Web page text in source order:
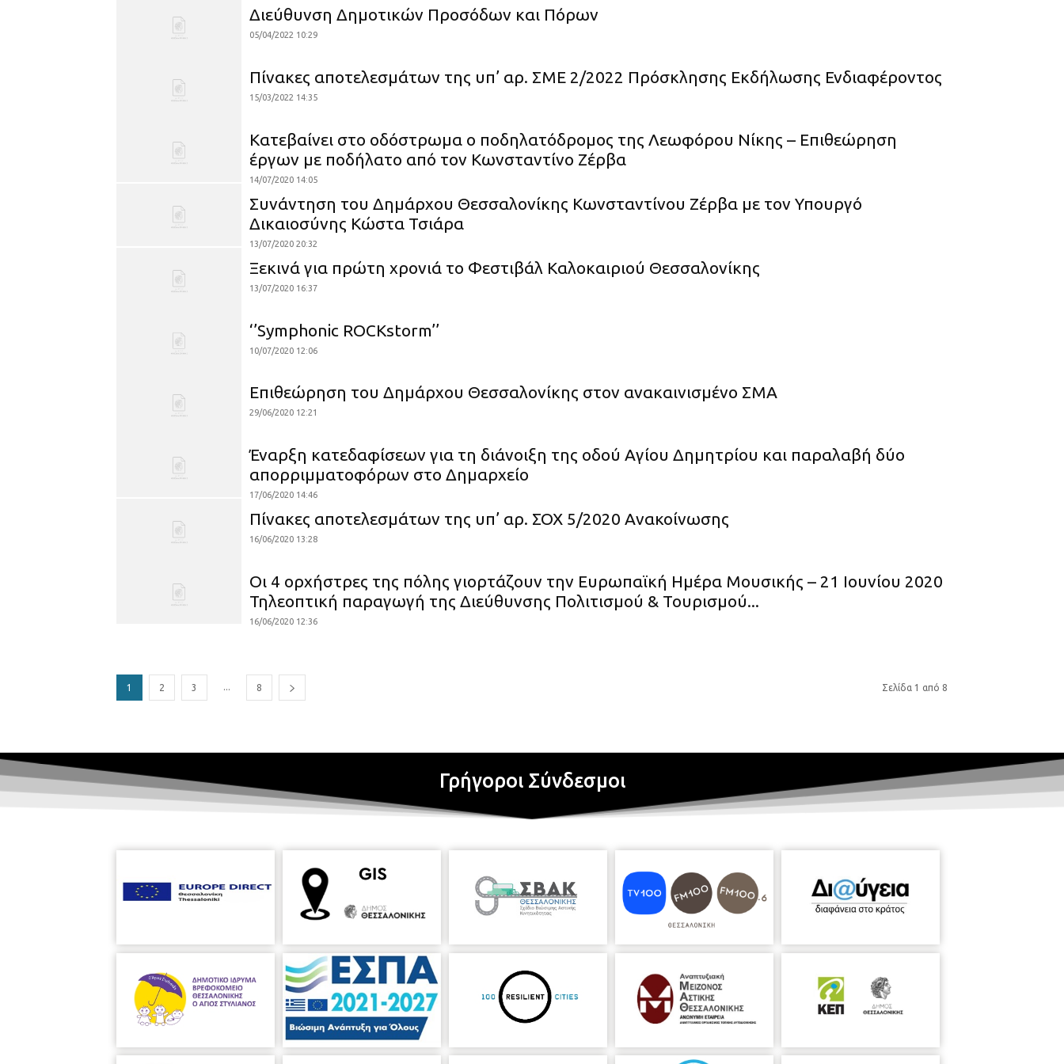
Διεύθυνση Δημοτικών Προσόδων και Πόρων
05/04/2022 10:29
Πίνακες αποτελεσμάτων της υπ’ αρ. ΣΜΕ 2/2022 Πρόσκλησης Εκδήλωσης Ενδιαφέροντος
15/03/2022 14:35
Κατεβαίνει στο οδόστρωμα ο ποδηλατόδρομος της Λεωφόρου Νίκης – Επιθεώρηση
έργων με ποδήλατο από τον Κωνσταντίνο Ζέρβα
14/07/2020 14:05
Συνάντηση του Δημάρχου Θεσσαλονίκης Κωνσταντίνου Ζέρβα με τον Υπουργό
Δικαιοσύνης Κώστα Τσιάρα
13/07/2020 20:32
Ξεκινά για πρώτη χρονιά το Φεστιβάλ Καλοκαιριού Θεσσαλονίκης
13/07/2020 16:37
‘’Symphonic ROCKstorm’’
10/07/2020 12:06
Επιθεώρηση του Δημάρχου Θεσσαλονίκης στον ανακαινισμένο ΣΜΑ
29/06/2020 12:21
Έναρξη κατεδαφίσεων για τη διάνοιξη της οδού Αγίου Δημητρίου και παραλαβή δύο
απορριμματοφόρων στο Δημαρχείο
17/06/2020 14:46
Πίνακες αποτελεσμάτων της υπ’ αρ. ΣΟΧ 5/2020 Ανακοίνωσης
16/06/2020 13:28
Οι 4 oρχήστρες της πόλης γιορτάζουν την Ευρωπαϊκή Ημέρα Μουσικής – 21 Ιουνίου 2020
Τηλεοπτική παραγωγή της Διεύθυνσης Πολιτισμού & Τουρισμού...
16/06/2020 12:36
1 2 3 ... 8 Σελίδα 1 από 8
Γρήγοροι Σύνδεσμοι